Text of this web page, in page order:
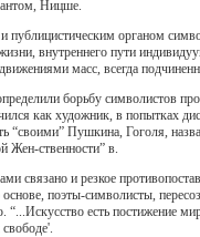
Ницше.
публицистическим органом
внутреннего пути
масс, всегда
борьбу символистов
как художник, в попытках
“своими” Пушкина, Гоголя,
Жен-ственности” в.
связано и резкое
основе, поэты-символисты,
“...Искусство есть постижение